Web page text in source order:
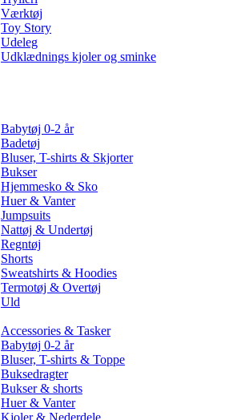
Værktøj
Toy Story
Udeleg
Udklædnings kjoler og sminke
Babytøj 0-2 år
Badetøj
Bluser, T-shirts & Skjorter
Bukser
Hjemmesko & Sko
Huer & Vanter
Jumpsuits
Nattøj & Undertøj
Regntøj
Shorts
Sweatshirts & Hoodies
Termotøj & Overtøj
Uld
Accessories & Tasker
Babytøj 0-2 år
Bluser, T-shirts & Toppe
Buksedragter
Bukser & shorts
Huer & Vanter
Kjoler & Nederdele